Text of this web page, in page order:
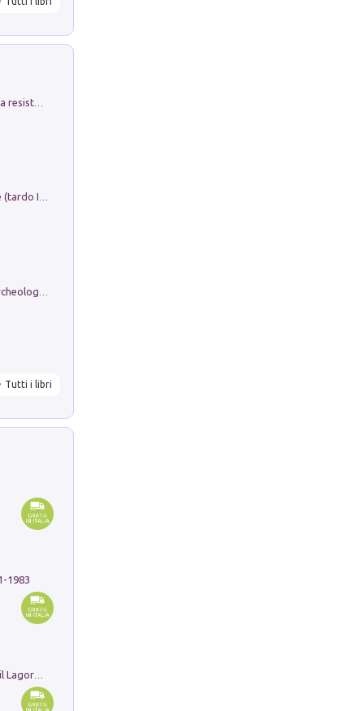
Sofiana. In Sicilia centro-meridionale (tardo III-metà IX secolo d.C.): dall'agro-town tardo-imperiale al villaggio medio-bizantino. Nuova ediz.
Tutti i libri
1983